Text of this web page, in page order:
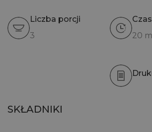
Liczba porcji
3
20
SKŁADNIKI